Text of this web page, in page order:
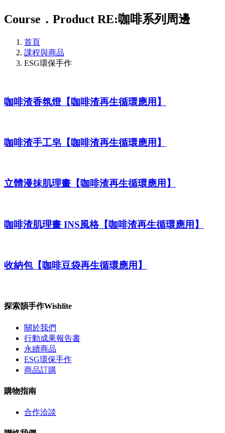
Course．Product RE:咖啡系列周邊
首頁
課程與商品
ESG環保手作
咖啡渣香氛燈【咖啡渣再生循環應用】
咖啡渣手工皂【咖啡渣再生循環應用】
立體漫抹肌理畫【咖啡渣再生循環應用】
咖啡渣肌理畫 INS風格【咖啡渣再生循環應用】
收納包【咖啡豆袋再生循環應用】
探索韻手作Wishlite
關於我們
行動成果報告書
永續商品
ESG環保手作
商品訂購
購物指南
合作洽談